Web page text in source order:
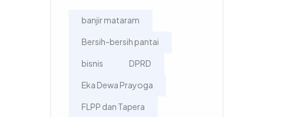
banjir mataram
Bersih-bersih pantai
bisnis DPRD
Eka Dewa Prayoga
FLPP dan Tapera